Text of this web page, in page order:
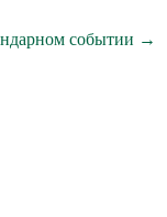
событии →